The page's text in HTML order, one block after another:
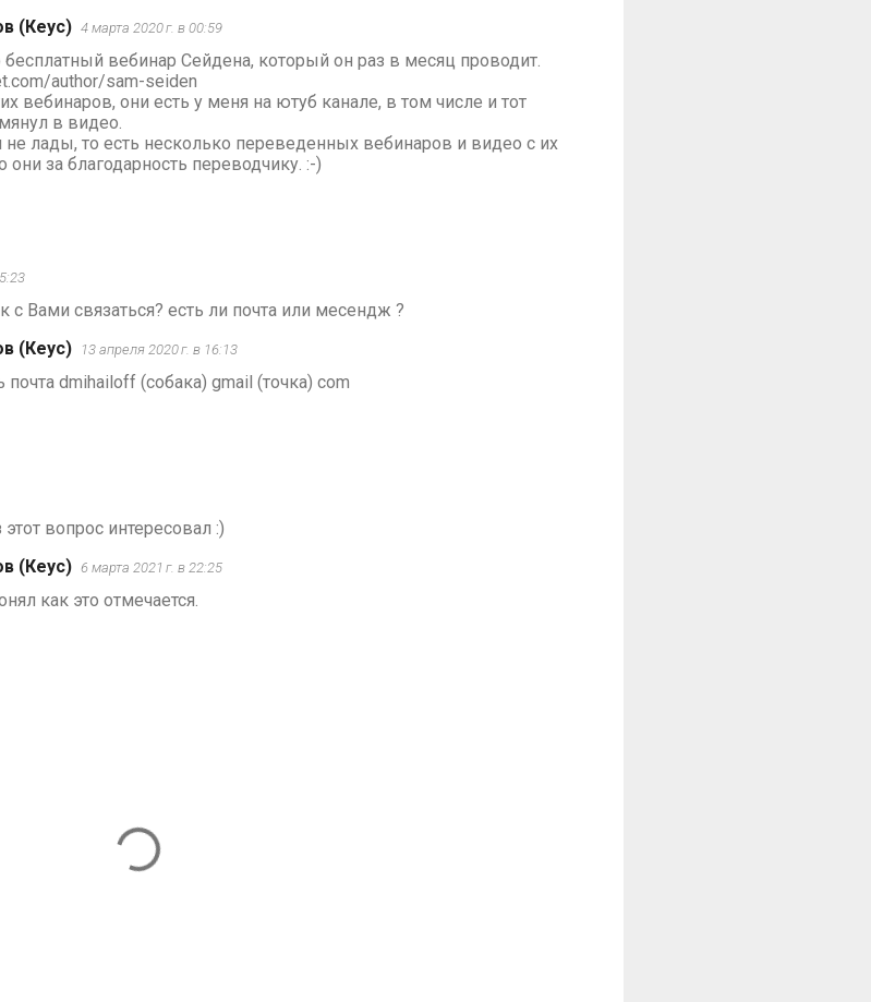
(Кеус) 4 марта 2020 г. в 00:59
бесплатный вебинар Сейдена, который он раз в месяц проводит.
author/sam-seiden
вебинаров, они есть у меня на ютуб канале, в том числе и тот
в видео.
не лады, то есть несколько переведенных вебинаров и видео с их
они за благодарность переводчику. :-)
с Вами связаться? есть ли почта или месендж ?
(Кеус) 13 апреля 2020 г. в 16:13
почта dmihailoff (собака) gmail (точка) com
вопрос интересовал :)
(Кеус) 6 марта 2021 г. в 22:25
как это отмечается.